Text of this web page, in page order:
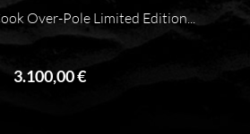
Over-Pole Limited Edition...
3.100,00 €